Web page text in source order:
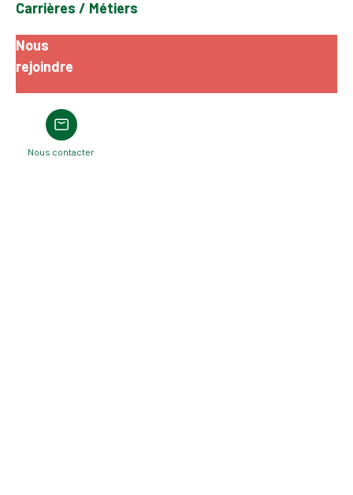
Carrières / Métiers
Nous
rejoindre
Nous contacter